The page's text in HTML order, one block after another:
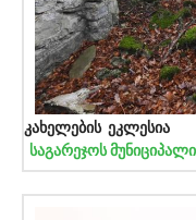
კახელების ეკლესია
საგარეჯოს